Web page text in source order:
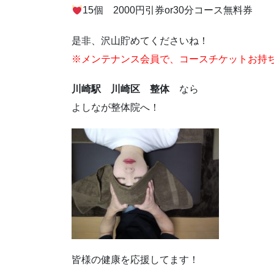
15個 2000円引券or30分コース無料券
是非、沢山貯めてくださいね！
※メンテナンス会員で、コースチケットお持
川崎駅 川崎区 整体なら
よしなが整体院へ！
皆様の健康を応援してます！